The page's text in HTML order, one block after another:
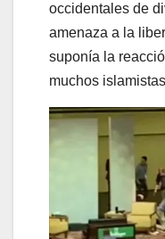
occidentales de
amenaza a la
suponía la
muchos